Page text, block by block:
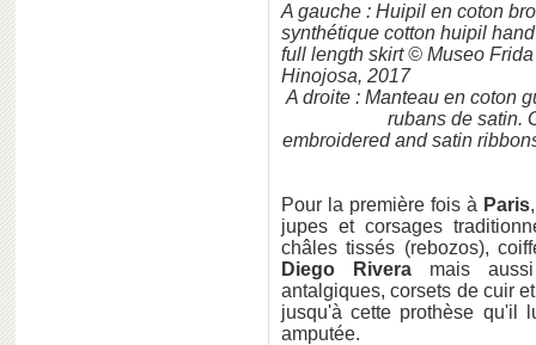
A gauche : Huipil en coton
synthétique cotton huipil
full length skirt © Museo
Hinojosa, 2017
A droite : Manteau en coton
rubans de satin.
embroidered and satin
Pour la première fois à Paris
jupes et corsages
châles tissés (rebozos),
Diego Riveramais aussi
antalgiques, corsets de cuir
jusqu'à cette prothèse qu'il
amputée.